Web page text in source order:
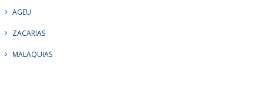
AGEU
ZACARIAS
MALAQUIAS